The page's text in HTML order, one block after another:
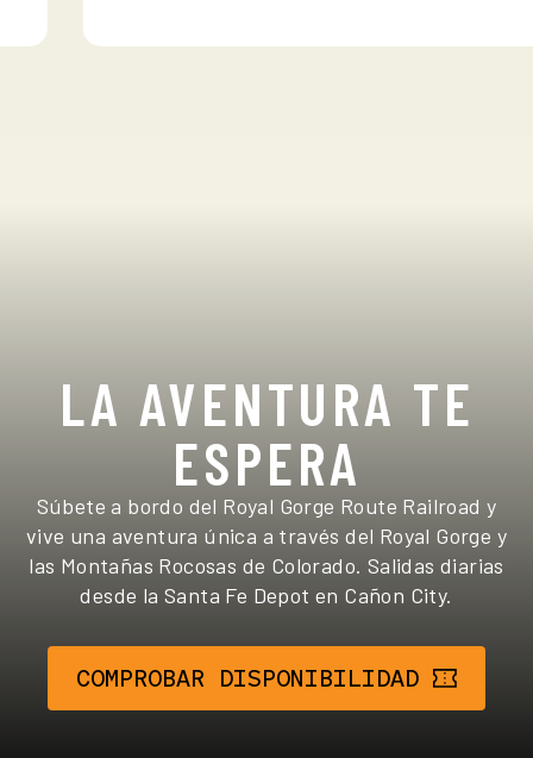
LA AVENTURA TE
ESPERA
Súbete a bordo del Royal Gorge Route Railroad y
vive una aventura única a través del Royal Gorge y
las Montañas Rocosas de Colorado. Salidas diarias
desde la Santa Fe Depot en Cañon City.
COMPROBAR DISPONIBILIDAD